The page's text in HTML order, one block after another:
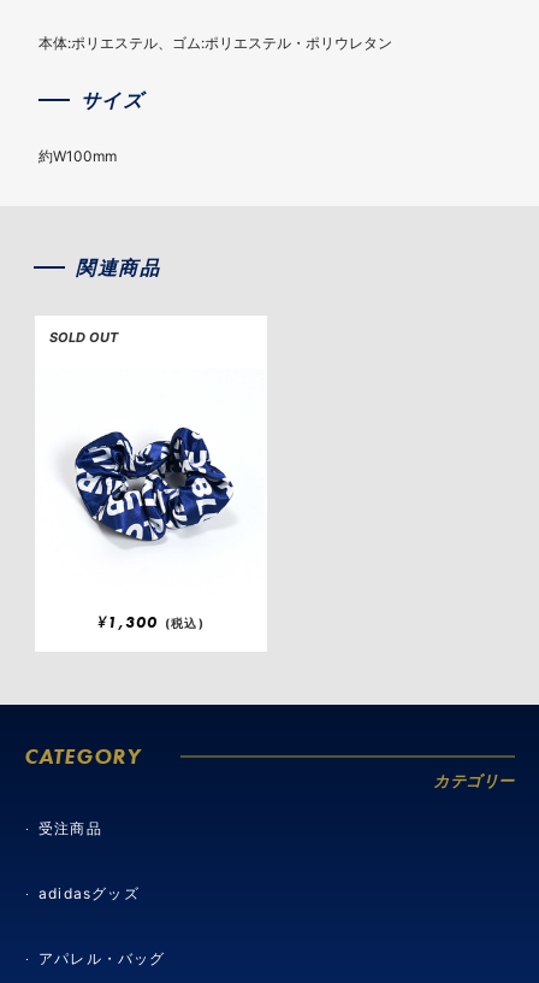
本体:ポリエステル、ゴム:ポリエステル・ポリウレタン
サイズ
約W100mm
関連商品
SOLD OUT
¥1,300 (税込)
CATEGORY
カテゴリー
受注商品
adidasグッズ
アパレル・バッグ